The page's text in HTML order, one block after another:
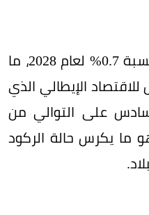
وتوقع البنك نمواً طفيفاً بنسبة 0.7% لعام 2028، ما
الإيطالي الذي
على التوالي من
مستوى 1%، وهو ما يكرس حالة الركود